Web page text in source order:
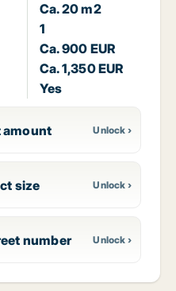
Ca. 20 m2
1
Ca. 900 EUR
Ca. 1,350 EUR
Yes
amount
size
number